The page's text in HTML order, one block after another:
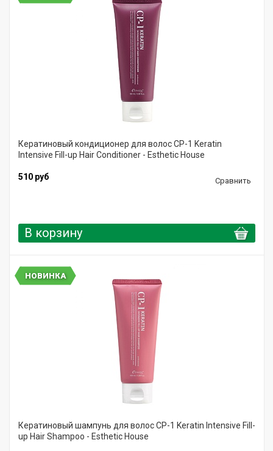
Кератиновый кондиционер для волос CP-1 Keratin
Intensive Fill-up Hair Conditioner - Esthetic House
510 руб Сравнить
В корзину
НОВИНКА
Кератиновый шампунь для волос CP-1 Keratin Intensive Fill-
up Hair Shampoo - Esthetic House